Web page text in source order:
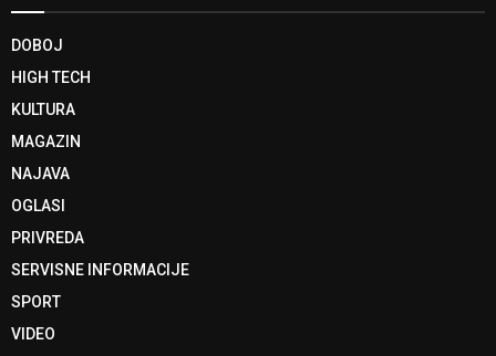
DOBOJ
HIGH TECH
KULTURA
MAGAZIN
NAJAVA
OGLASI
PRIVREDA
SERVISNE INFORMACIJE
SPORT
VIDEO